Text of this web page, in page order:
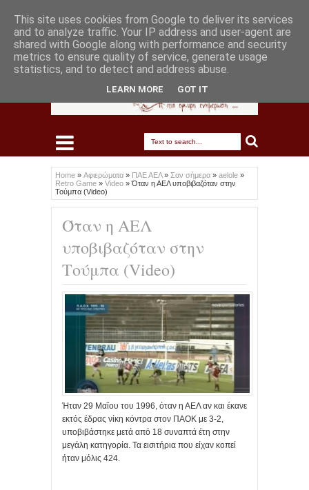
Home » Αφιερώματα » ΠΑΕ ΑΕΛ» Σαν σήμερα » aelole »
Retro Game » Video »Όταν η ΑΕΛ υποβιβαζόταν στην
Τούμπα (Video)
Όταν η ΑΕΛ
υποβιβαζόταν στην
Τούμπα (Video)
Ήταν 29 Μαΐου του 1996, όταν η ΑΕΛ αν και έκανε
εκτός έδρας νίκη κόντρα στον ΠΑΟΚ με 3-2,
υποβιβάστηκε μετά από 18 συναπτά έτη στην
μεγάλη κατηγορία. Τα εισιτήρια που είχαν κοπεί
ήταν μόλις 424.
This site uses cookies from Google to deliver its services
and to analyze traffic. Your IP address and user-agent are
shared with Google along with performance and security
metrics to ensure quality of service, generate usage
statistics, and to detect and address abuse.
LEARN MORE GOT IT